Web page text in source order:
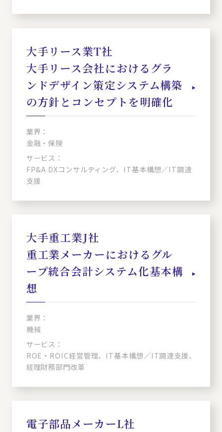
大手リース業T社
大手リース会社におけるグラ
ンドデザイン策定システム構築
の方針とコンセプトを明確化
業界：
金融・保険
サービス：
FP&A DXコンサルティング、IT基本構想／IT調達
支援
大手重工業J社
重工業メーカーにおけるグル
ープ統合会計システム化基本構
想
業界：
機械
サービス：
ROE・ROIC経営管理、IT基本構想／IT調達支援、
経理財務部門改革
電子部品メーカーL社